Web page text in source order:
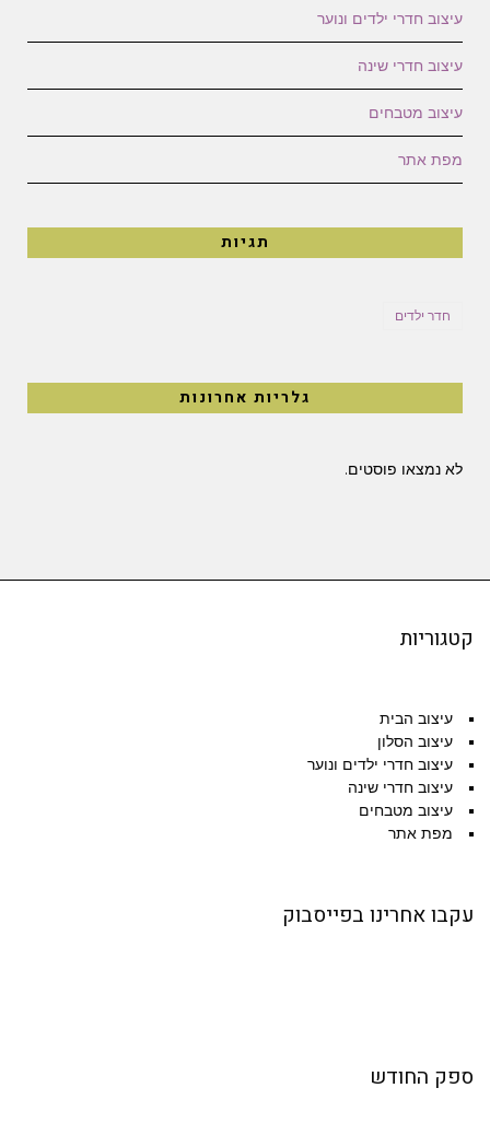
עיצוב חדרי ילדים ונוער
עיצוב חדרי שינה
עיצוב מטבחים
מפת אתר
תגיות
חדר ילדים
גלריות אחרונות
לא נמצאו פוסטים.
קטגוריות
עיצוב הבית
עיצוב הסלון
עיצוב חדרי ילדים ונוער
עיצוב חדרי שינה
עיצוב מטבחים
מפת אתר
עקבו אחרינו בפייסבוק
ספק החודש